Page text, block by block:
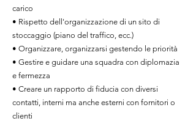
carico
• Rispetto dell'organizzazione di un sito di
stoccaggio (piano del traffico, ecc.)
• Organizzare, organizzarsi gestendo le priorità
• Gestire e guidare una squadra con diplomazia
e fermezza
• Creare un rapporto di fiducia con diversi
contatti, interni ma anche esterni con fornitori o
clienti